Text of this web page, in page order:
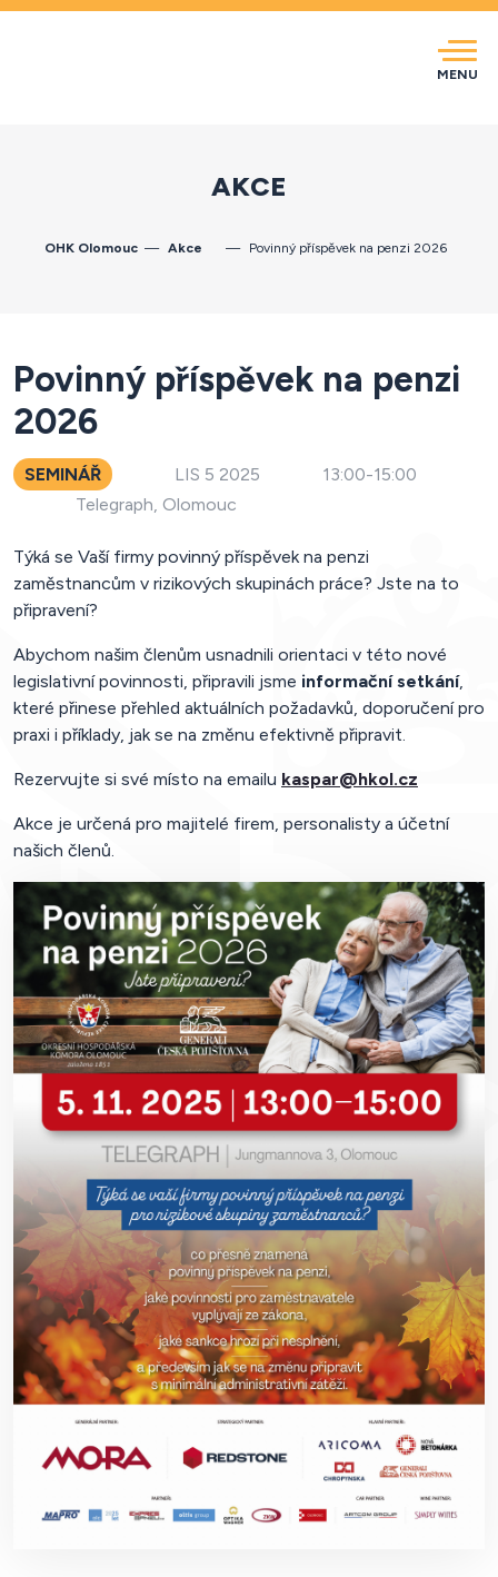
MENU
AKCE
OHK Olomouc Akce Povinný příspěvek na penzi 2026
Povinný příspěvek na penzi
2026
SEMINÁŘ LIS 5 2025
13:00-15:00
Telegraph, Olomouc
Týká se Vaší firmy povinný příspěvek na penzi
zaměstnancům v rizikových skupinách práce? Jste na to
připravení?
Abychom našim členům usnadnili orientaci v této nové
legislativní povinnosti, připravili jsme informační setkání,
které přinese přehled aktuálních požadavků, doporučení pro
praxi i příklady, jak se na změnu efektivně připravit.
Rezervujte si své místo na emailu kaspar@hkol.cz
Akce je určená pro majitelé firem, personalisty a účetní
našich členů.